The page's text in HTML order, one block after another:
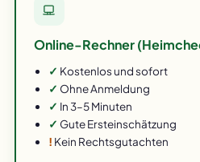
Online-Rechner
✓ Kostenlos und sofort
✓ Ohne Anmeldung
✓ In 3–5 Minuten
✓ Gute Ersteinschätzung
! Kein Rechtsgutachten